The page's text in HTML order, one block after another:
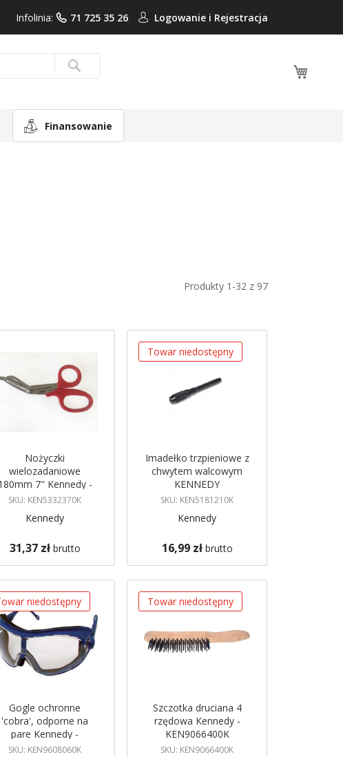
Infolinia: 71 725 35 26 Logowanie i Rejestracja
Search
Finansowanie
Produkty 1 -32z 97
Nożyczki
wielozadaniowe
7" Kennedy -
KEN5332370K
SKU: KEN5332370K
Kennedy
31,37 zł brutto
Towar niedostępny
Imadełko trzpieniowe z
chwytem walcowym
KENNEDY
SKU: KEN5181210K
Kennedy
16,99 zł brutto
Brak w magazynie
Powiadom mnie
niedostępny
Gogle ochronne
'cobra', odporne na
pare Kennedy -
KEN9608060K
SKU: KEN9608060K
Towar niedostępny
Szczotka druciana 4
rzędowa Kennedy -
KEN9066400K
SKU: KEN9066400K